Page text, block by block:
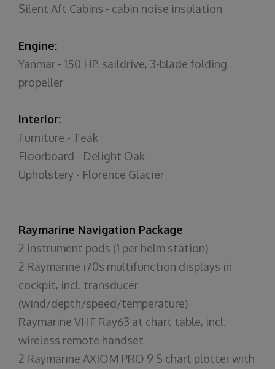
Silent Aft Cabins - cabin noise insulation
Engine:
Yanmar - 150 HP, saildrive, 3-blade folding
propeller
Interior:
Furniture - Teak
Floorboard - Delight Oak
Upholstery - Florence Glacier
Raymarine Navigation Package
2 instrument pods (1 per helm station)
2 Raymarine i70s multifunction displays in
cockpit, incl. transducer
(wind/depth/speed/temperature)
Raymarine VHF Ray63 at chart table, incl.
wireless remote handset
2 Raymarine AXIOM PRO 9 S chart plotter with